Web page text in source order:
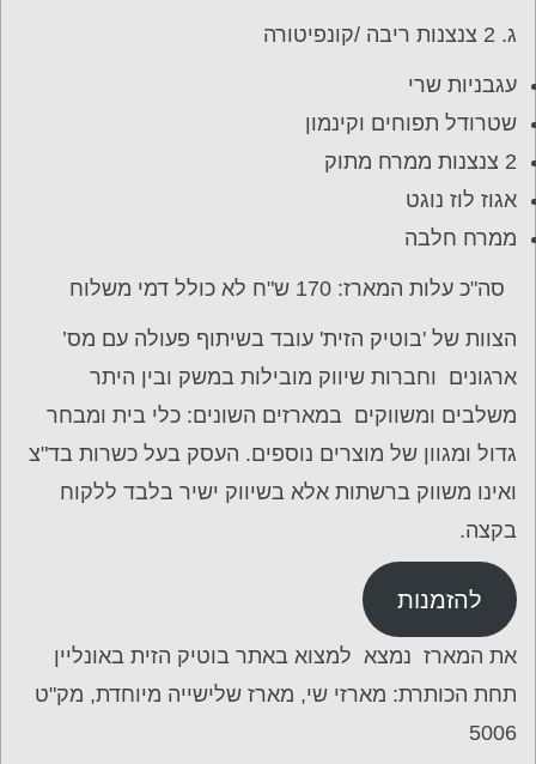
ג. 2 צנצנות ריבה /קונפיטורה
עגבניות שרי
שטרודל תפוחים וקינמון
2 צנצנות ממרח מתוק
אגוז לוז נוגט
ממרח חלבה
סה"כ עלות המארז: 170 ש"ח לא כולל דמי משלוח
הצוות של 'בוטיק הזית' עובד בשיתוף פעולה עם מס’
ארגונים וחברות שיווק מובילות במשק ובין היתר
משלבים ומשווקים במארזים השונים: כלי בית ומבחר
גדול ומגוון של מוצרים נוספים. העסק בעל כשרות בד"צ
ואינו משווק ברשתות אלא בשיווק ישיר בלבד ללקוח
בקצה.
להזמנות
את המארז נמצא למצוא באתר בוטיק הזית באונליין
תחת הכותרת: מארזי שי, מארז שלישייה מיוחדת, מק"ט
5006